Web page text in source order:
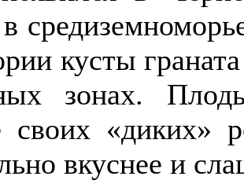
в
кусты
зонах.
своих «диких»
вкуснее и